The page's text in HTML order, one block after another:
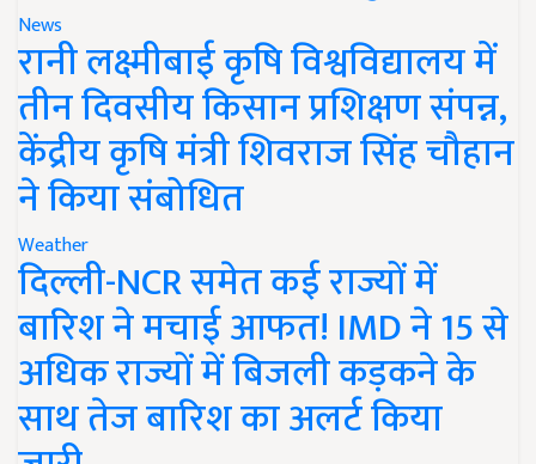
News
रानी लक्ष्मीबाई कृषि विश्वविद्यालय में
तीन दिवसीय किसान प्रशिक्षण संपन्न,
केंद्रीय कृषि मंत्री शिवराज सिंह चौहान
ने किया संबोधित
Weather
दिल्ली-NCR समेत कई राज्यों में
बारिश ने मचाई आफत! IMD ने 15 से
अधिक राज्यों में बिजली कड़कने के
साथ तेज बारिश का अलर्ट किया